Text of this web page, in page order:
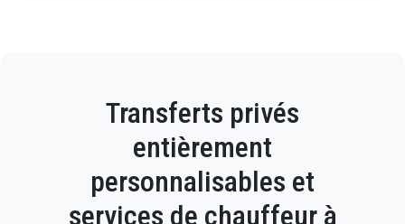
Si vous décidez de louer une voiture à Kadriye, le
destination à la place.
Transferts privés
entièrement
personnalisables et
services de chauffeur à